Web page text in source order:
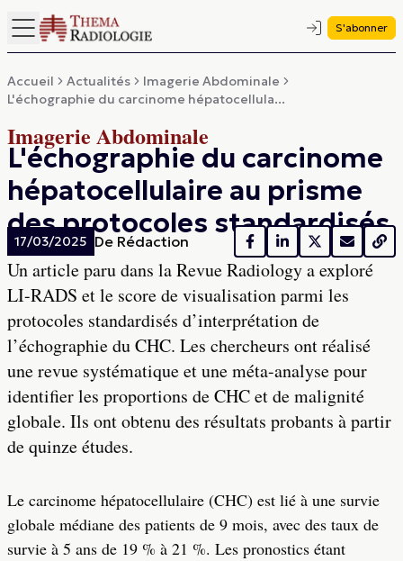
S'abonner
Accueil Actualités
Imagerie Abdominale
L'échographie du carcinome hépatocellula...
Imagerie Abdominale
L'échographie du carcinome
hépatocellulaire au prisme
des protocoles standardisés
17/03/2025 De Rédaction
Un article paru dans la Revue Radiology a exploré
LI-RADS et le score de visualisation parmi les
protocoles standardisés d’interprétation de
l’échographie du CHC. Les chercheurs ont réalisé
une revue systématique et une méta-analyse pour
identifier les proportions de CHC et de malignité
globale. Ils ont obtenu des résultats probants à partir
de quinze études.
Le carcinome hépatocellulaire (CHC) est lié à une survie
globale médiane des patients de 9 mois, avec des taux de
survie à 5 ans de 19 % à 21 %. Les pronostics étant